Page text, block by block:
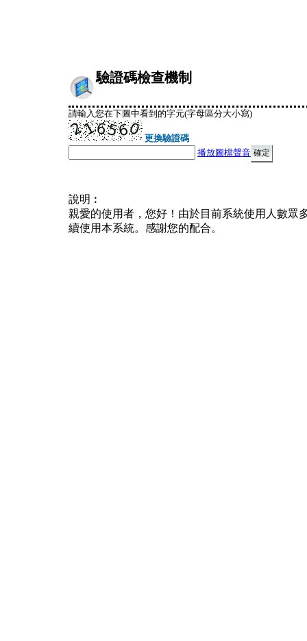
驗證碼檢查機制
請輸入您在下圖中看到的字元(字母區分大小寫)
更換驗證碼
播放圖檔聲音
說明︰
親愛的使用者，您好！由於目前系統使用人數眾
續使用本系統。感謝您的配合。